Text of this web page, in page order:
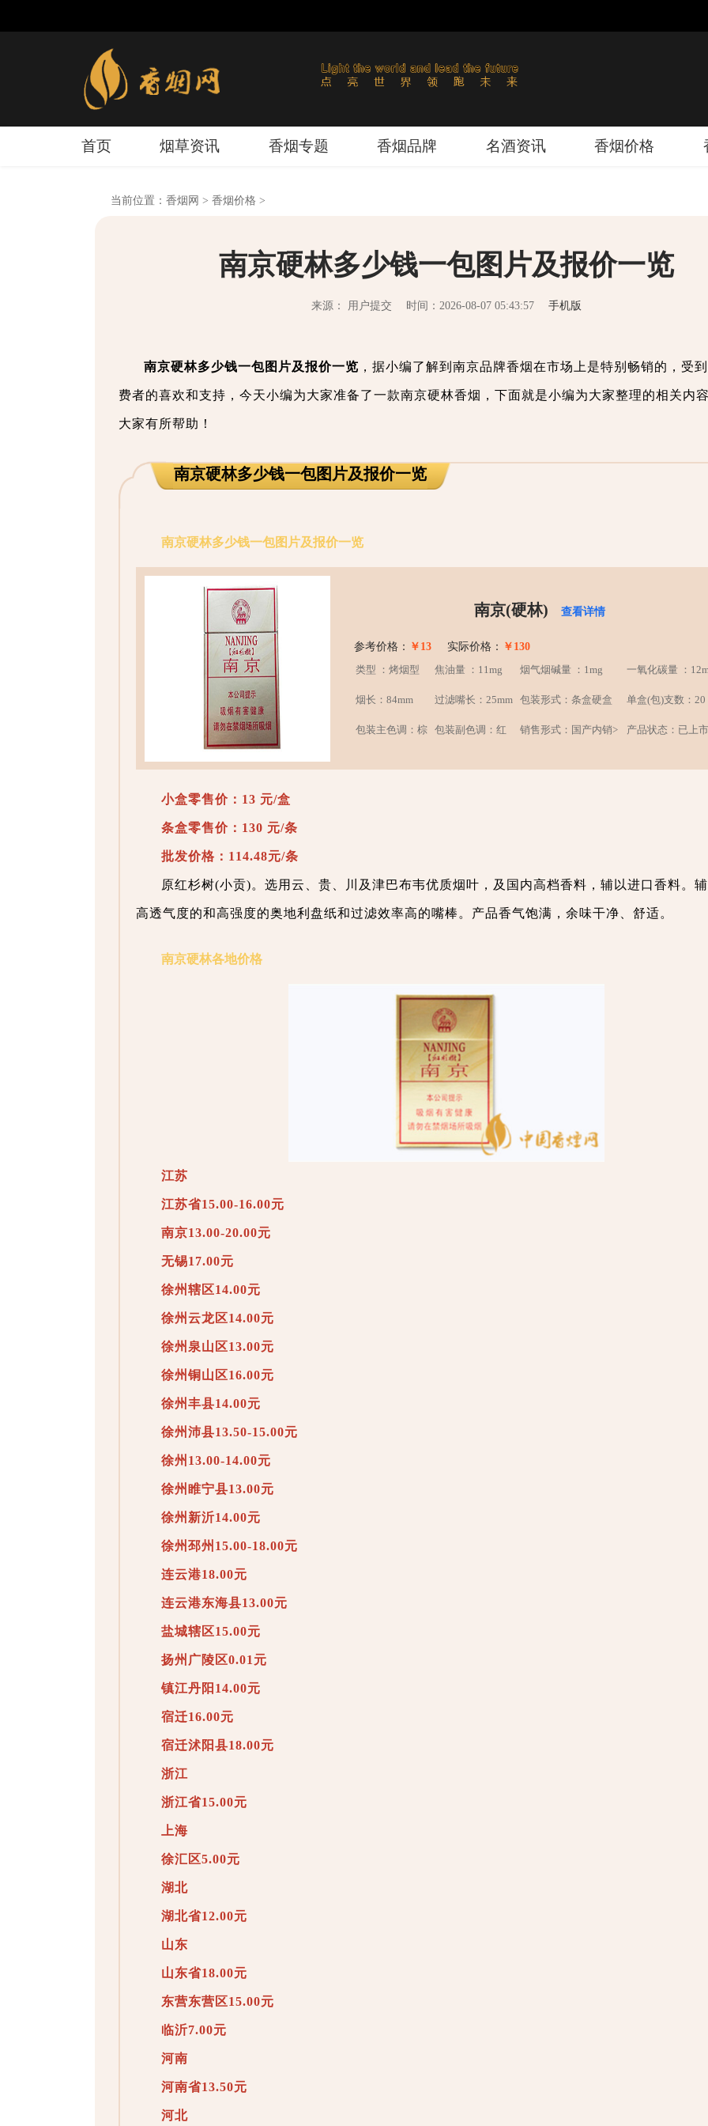
首页 烟草资讯 香烟专题 香烟品牌 名酒资讯 香烟价格
当前位置： 香烟网 > 香烟价格 >
南京硬林多少钱一包图片及报价一览
来源： 用户提交 时间：2026-08-07 05:43:57 手机版
南京硬林多少钱一包图片及报价一览 ，据小编了解到南京品牌香烟在市场上是特别畅销的，受
费者的喜欢和支持，今天小编为大家准备了一款南京硬林香烟，下面就是小编为大家整理的相关内
大家有所帮助！
南京硬林多少钱一包图片及报价一览
南京硬林多少钱一包图片及报价一览
南京(硬林) 查看详情
参考价格： ￥13 实际价格： ￥130
类型 ：烤烟型
焦油量 ：11mg 烟气烟碱量 ：1mg 一氧化碳量 ：
烟长：84mm 过滤嘴长：25mm 包装形式：条盒硬盒 单盒(包)支数：20
包装主色调：棕 包装副色调：红 销售形式：国产内销> 产品状态：已上市
小盒零售价：13 元/盒
条盒零售价：130 元/条
批发价格：114.48元/条
原红杉树(小贡)。选用云、贵、川及津巴布韦优质烟叶，及国内高档香料，辅以进口香料。
高透气度的和高强度的奥地利盘纸和过滤效率高的嘴棒。产品香气饱满，余味干净、舒适。
南京硬林各地价格
江苏
江苏省15.00-16.00元
南京13.00-20.00元
无锡17.00元
徐州辖区14.00元
徐州云龙区14.00元
徐州泉山区13.00元
徐州铜山区16.00元
徐州丰县14.00元
徐州沛县13.50-15.00元
徐州13.00-14.00元
徐州睢宁县13.00元
徐州新沂14.00元
徐州邳州15.00-18.00元
连云港18.00元
连云港东海县13.00元
盐城辖区15.00元
扬州广陵区0.01元
镇江丹阳14.00元
宿迁16.00元
宿迁沭阳县18.00元
浙江
浙江省15.00元
上海
徐汇区5.00元
湖北
湖北省12.00元
山东
山东省18.00元
东营东营区15.00元
临沂7.00元
河南
河南省13.50元
河北